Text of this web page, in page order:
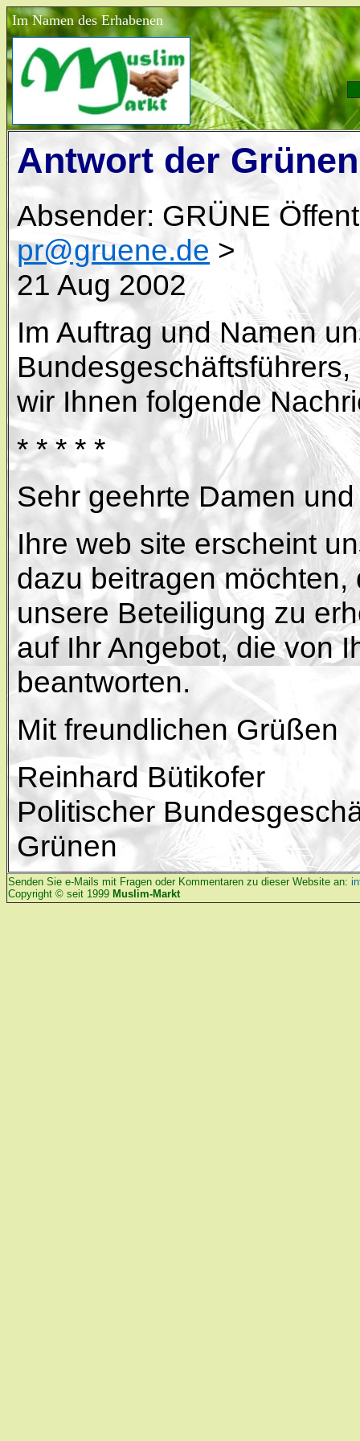
Im Namen des Erhabenen
Antwort der Grünen
Absender: GRÜNE
pr@gruene.de >
21 Aug 2002
Im Auftrag und Namen
wir Ihnen folgende
* * * * *
Sehr geehrte Damen
Ihre web site erscheint
dazu beitragen
unsere Beteiligung zu
auf Ihr Angebot, die von
beantworten.
Mit freundlichen Grüßen
Reinhard Bütikofer
Politischer
Grünen
Senden Sie e-Mails mit Fragen oder Kommentaren zu dieser Website an:
Copyright © seit 1999 Muslim-Markt